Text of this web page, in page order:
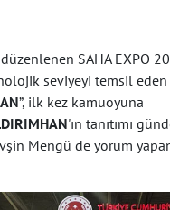
SAHA EXPO
seviyeyi temsil
”, ilk kez kamuoyuna
'ın tanıtımı
Mengü de yorum